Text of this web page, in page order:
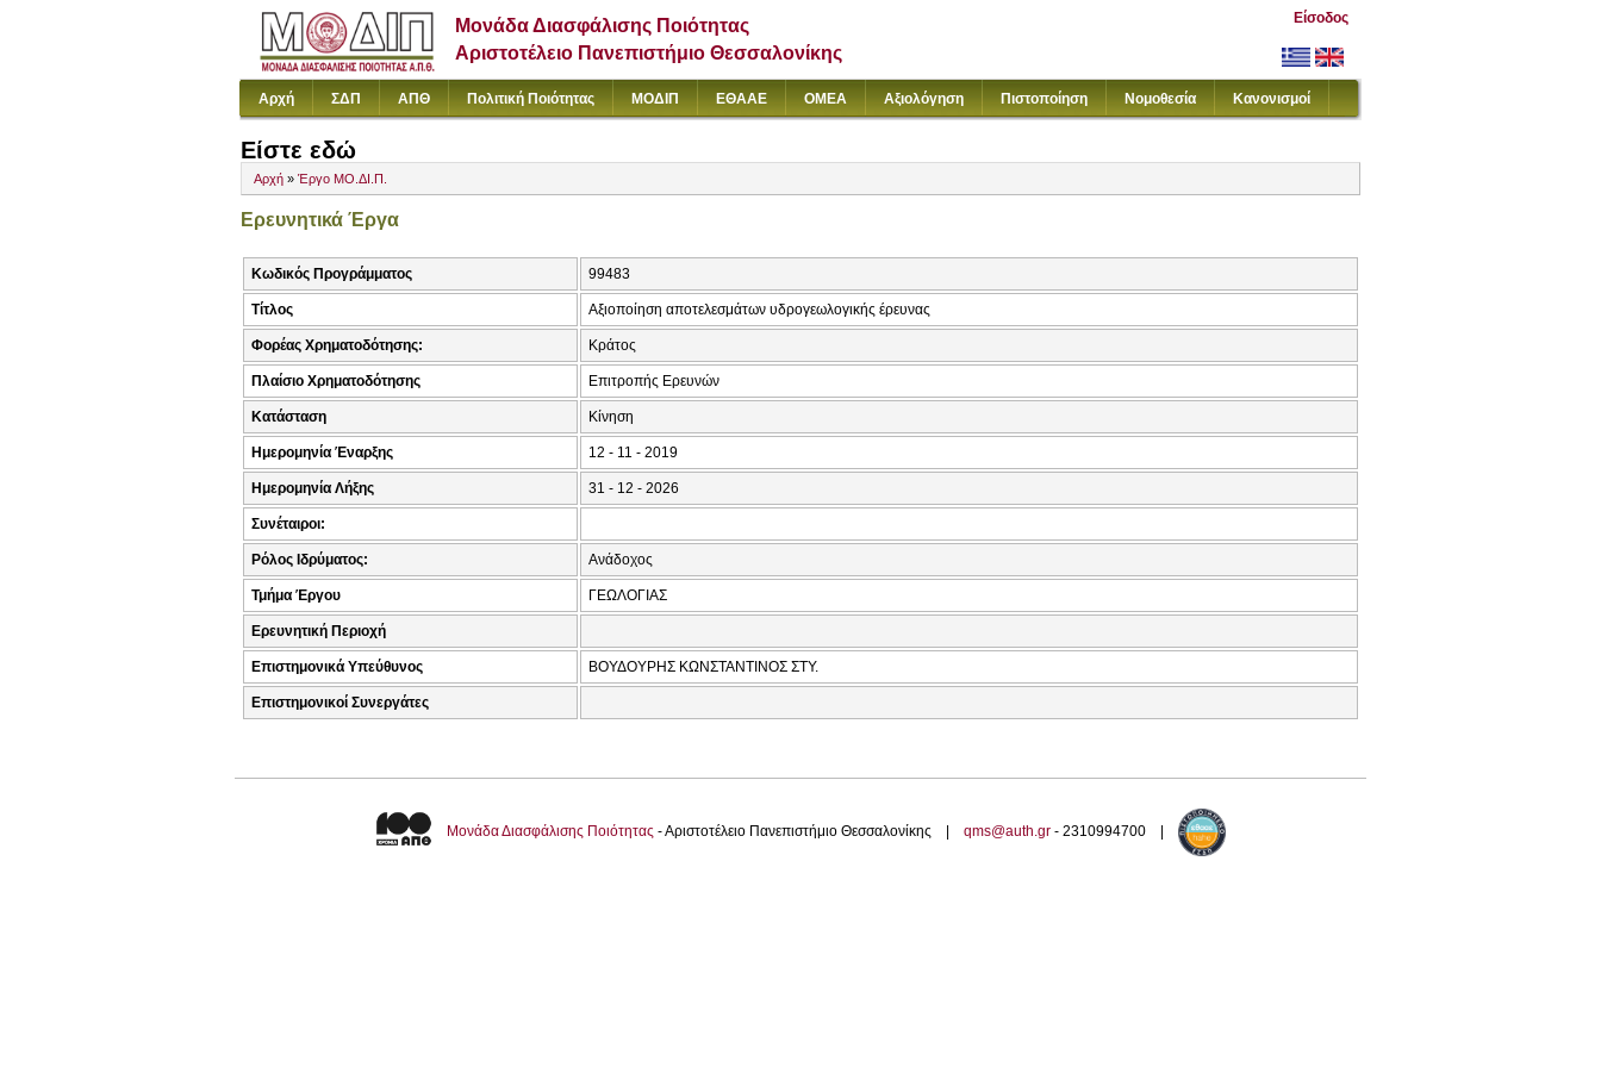
Μονάδα Διασφάλισης Ποιότητας
Αριστοτέλειο Πανεπιστήμιο Θεσσαλονίκης
Είσοδος
Αρχή ΣΔΠ ΑΠΘ Πολιτική Ποιότητας ΜΟΔΙΠ ΕΘΑΑΕ ΟΜΕΑ Αξιολόγηση Πιστοποίηση Νομοθεσία Κανονισμοί
Είστε εδώ
Αρχή » Έργο ΜΟ.ΔΙ.Π.
Ερευνητικά Έργα
Κωδικός Προγράμματος 99483
Τίτλος Αξιοποίηση αποτελεσμάτων υδρογεωλογικής έρευνας
Φορέας Χρηματοδότησης: Κράτος
Πλαίσιο Χρηματοδότησης Επιτροπής Ερευνών
Κατάσταση Κίνηση
Ημερομηνία Έναρξης 12 - 11 - 2019
Ημερομηνία Λήξης 31 - 12 - 2026
Συνέταιροι:
Ρόλος Ιδρύματος: Ανάδοχος
Τμήμα Έργου ΓΕΩΛΟΓΙΑΣ
Ερευνητική Περιοχή
Επιστημονικά Υπεύθυνος ΒΟΥΔΟΥΡΗΣ ΚΩΝΣΤΑΝΤΙΝΟΣ ΣΤΥ.
Επιστημονικοί Συνεργάτες
Μονάδα Διασφάλισης Ποιότητας - Αριστοτέλειο Πανεπιστήμιο Θεσσαλονίκης | qms@auth.gr - 2310994700 |